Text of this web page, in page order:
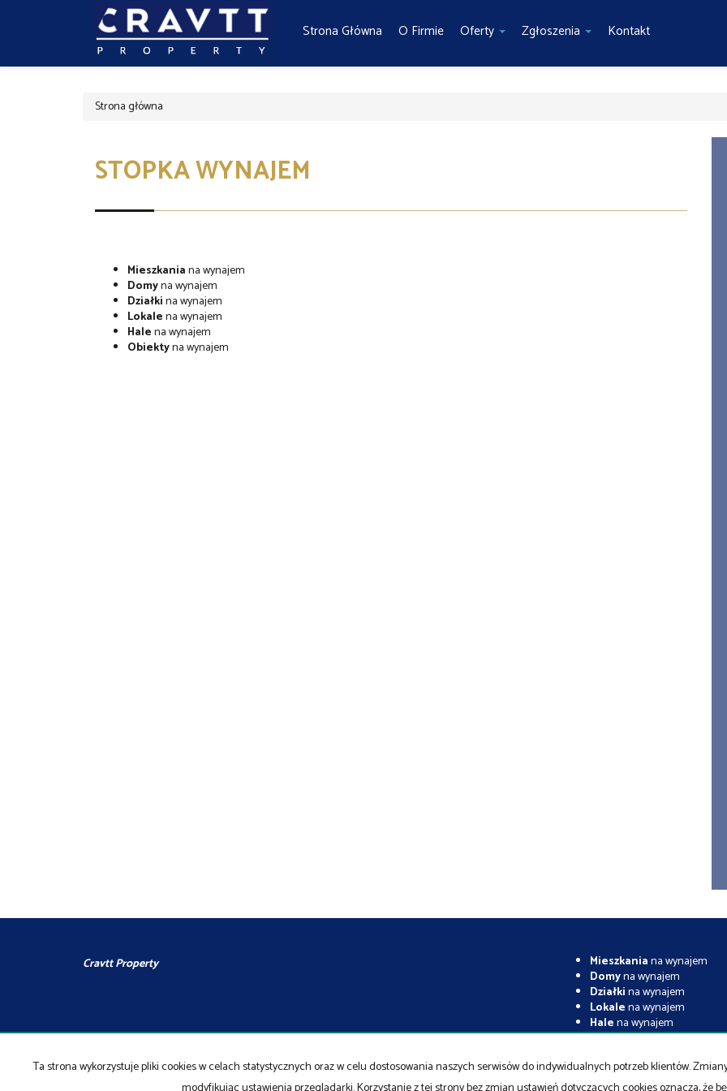
Strona Główna O Firmie Oferty Zgłoszenia Kontakt
Strona główna
STOPKA WYNAJEM
Mieszkaniana wynajem
Domyna wynajem
Działkina wynajem
Lokalena wynajem
Halena wynajem
Obiektyna wynajem
Cravtt Property Mieszkaniana wynajem
Domyna wynajem
Działkina wynajem
Lokalena wynajem
Halena wynajem
Obiektyna wynajem
Strona główna Kontakt Kup Sprzedaj
Ta strona wykorzystuje pliki cookies w celach statystycznych oraz w celu dostosowania naszych serwisów do indywidualnych potrzeb klientów.